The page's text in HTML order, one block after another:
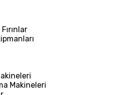
Makineleri